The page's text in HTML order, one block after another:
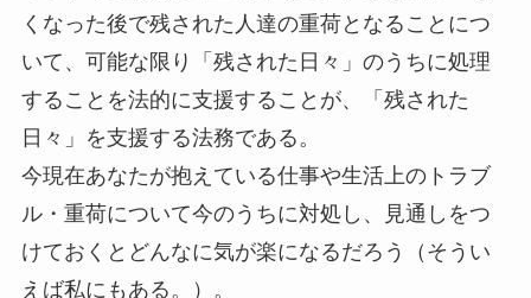
くなった後で残された人達の重荷となることにつ
いて、可能な限り「残された日々」のうちに処理
することを法的に支援することが、「残された
日々」を支援する法務である。
今現在あなたが抱えている仕事や生活上のトラブ
ル・重荷について今のうちに対処し、見通しをつ
けておくとどんなに気が楽になるだろう（そうい
えば私にもある。）。